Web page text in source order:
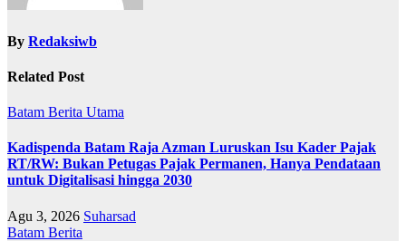
By Redaksiwb
Related Post
Batam Berita Utama
Kadispenda Batam Raja Azman Luruskan Isu Kader Pajak
RT/RW: Bukan Petugas Pajak Permanen, Hanya Pendataan
untuk Digitalisasi hingga 2030
Agu 3, 2026 Suharsad
Batam Berita